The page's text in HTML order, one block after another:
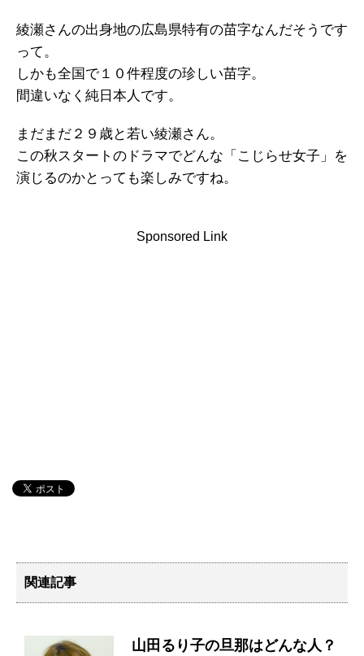
綾瀬さんの出身地の広島県特有の苗字なんだそうです
って。
しかも全国で１０件程度の珍しい苗字。
間違いなく純日本人です。
まだまだ２９歳と若い綾瀬さん。
この秋スタートのドラマでどんな「こじらせ女子」を
演じるのかとっても楽しみですね。
Sponsored Link
関連記事
山田るり子の旦那はどんな人？